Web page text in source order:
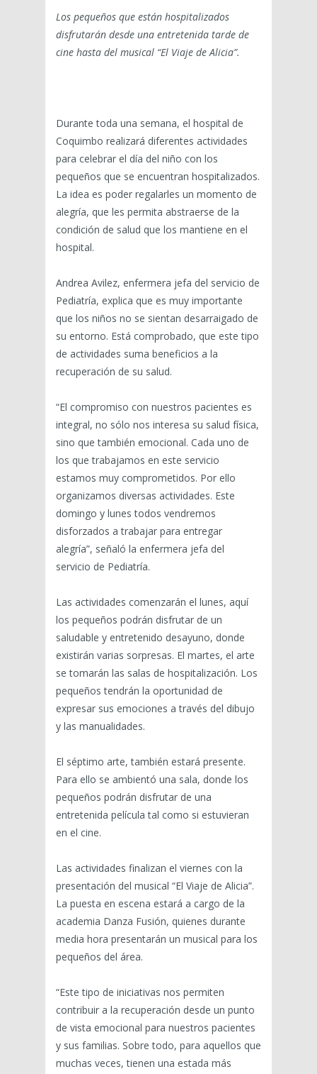
Los pequeños que están hospitalizados
disfrutarán desde una entretenida tarde de
cine hasta del musical “El Viaje de Alicia”.
Durante toda una semana, el hospital de
Coquimbo realizará diferentes actividades
para celebrar el día del niño con los
pequeños que se encuentran hospitalizados.
La idea es poder regalarles un momento de
alegría, que les permita abstraerse de la
condición de salud que los mantiene en el
hospital.
Andrea Avilez, enfermera jefa del servicio de
Pediatría, explica que es muy importante
que los niños no se sientan desarraigado de
su entorno. Está comprobado, que este tipo
de actividades suma beneficios a la
recuperación de su salud.
“El compromiso con nuestros pacientes es
integral, no sólo nos interesa su salud física,
sino que también emocional. Cada uno de
los que trabajamos en este servicio
estamos muy comprometidos. Por ello
organizamos diversas actividades. Este
domingo y lunes todos vendremos
disforzados a trabajar para entregar
alegría”, señaló la enfermera jefa del
servicio de Pediatría.
Las actividades comenzarán el lunes, aquí
los pequeños podrán disfrutar de un
saludable y entretenido desayuno, donde
existirán varias sorpresas. El martes, el arte
se tomarán las salas de hospitalización. Los
pequeños tendrán la oportunidad de
expresar sus emociones a través del dibujo
y las manualidades.
El séptimo arte, también estará presente.
Para ello se ambientó una sala, donde los
pequeños podrán disfrutar de una
entretenida película tal como si estuvieran
en el cine.
Las actividades finalizan el viernes con la
presentación del musical “El Viaje de Alicia”.
La puesta en escena estará a cargo de la
academia Danza Fusión, quienes durante
media hora presentarán un musical para los
pequeños del área.
“Este tipo de iniciativas nos permiten
contribuir a la recuperación desde un punto
de vista emocional para nuestros pacientes
y sus familias. Sobre todo, para aquellos que
muchas veces, tienen una estada más